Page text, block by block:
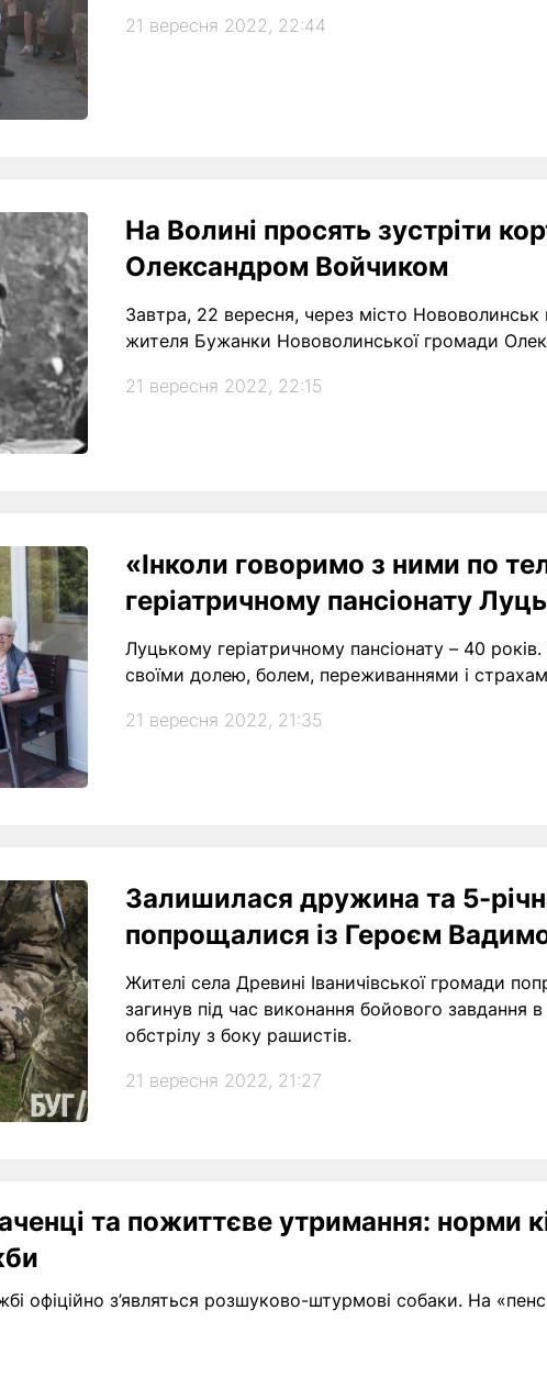
21 вересня 2022, 22:44
На Волині просять зустріти
Олександром Войчиком
Завтра, 22 вересня, через місто Нововолинськ
жителя Бужанки Нововолинської громади
21 вересня 2022, 22:15
«Інколи говоримо з ними по
геріатричному пансіонату
Луцькому геріатричному пансіонату – 40
своїми долею, болем, переживаннями і
21 вересня 2022, 21:35
Залишилася дружина та 5-
попрощалися із Героєм
Жителі села Древині Іваничівської громади
загинув під час виконання бойового завдання
обстрілу з боку рашистів.
21 вересня 2022, 21:27
та пожиттєве утримання: норми
офіційно з’являться розшуково-штурмові собаки. На